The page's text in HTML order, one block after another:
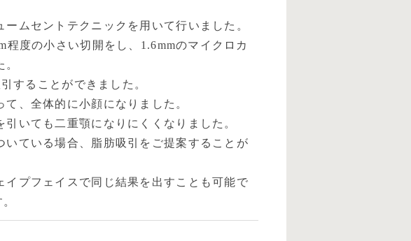
ムセントテクニックを用いて行いました。
度の小さい切開をし、1.6mmのマイクロカ
することができました。
、全体的に小顔になりました。
いても二重顎になりにくくなりました。
ている場合、脂肪吸引をご提案することが
プフェイスで同じ結果を出すことも可能で